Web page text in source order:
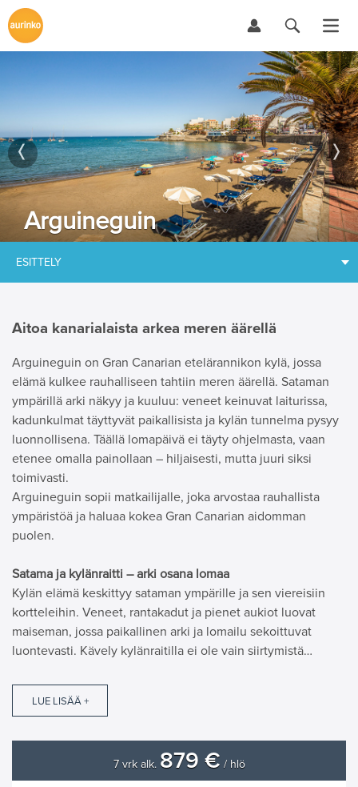
Arguineguin
ESITTELY
Aitoa kanarialaista arkea meren äärellä
Arguineguin on Gran Canarian etelärannikon kylä, jossa
elämä kulkee rauhalliseen tahtiin meren äärellä. Sataman
ympärillä arki näkyy ja kuuluu: veneet keinuvat laiturissa,
kadunkulmat täyttyvät paikallisista ja kylän tunnelma pysyy
luonnollisena. Täällä lomapäivä ei täyty ohjelmasta, vaan
etenee omalla painollaan – hiljaisesti, mutta juuri siksi
toimivasti.
Arguineguin sopii matkailijalle, joka arvostaa rauhallista
ympäristöä ja haluaa kokea Gran Canarian aidomman
puolen.
Satama ja kylänraitti – arki osana lomaa
Kylän elämä keskittyy sataman ympärille ja sen viereisiin
kortteleihin. Veneet, rantakadut ja pienet aukiot luovat
maiseman, jossa paikallinen arki ja lomailu sekoittuvat
luontevasti. Kävely kylänraitilla ei ole vain siirtymistä…
LUE LISÄÄ +
7 vrk alk. 879 € / hlö